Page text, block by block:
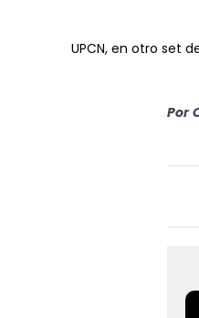
UPCN, en otro set
Por